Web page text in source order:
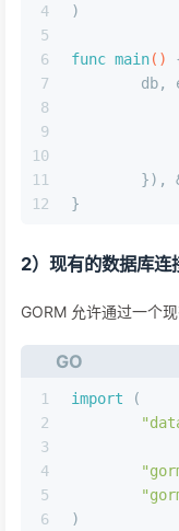
4
5
6
7
8
9
10
11
12
)
func main()
db,
}),
}
2）现有的数据库连
GORM 允许通过一个
GO
1
2
3
4
5
6
import (
)